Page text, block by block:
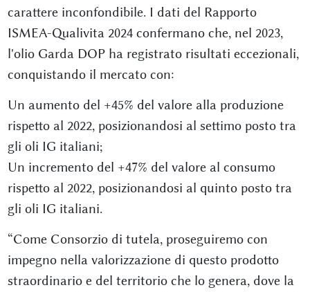
carattere inconfondibile. I dati del Rapporto
ISMEA-Qualivita 2024 confermano che, nel 2023,
l'olio Garda DOP ha registrato risultati eccezionali,
conquistando il mercato con:
Un aumento del +45% del valore alla produzione
rispetto al 2022, posizionandosi al settimo posto tra
gli oli IG italiani;
Un incremento del +47% del valore al consumo
rispetto al 2022, posizionandosi al quinto posto tra
gli oli IG italiani.
“Come Consorzio di tutela, proseguiremo con
impegno nella valorizzazione di questo prodotto
straordinario e del territorio che lo genera, dove la